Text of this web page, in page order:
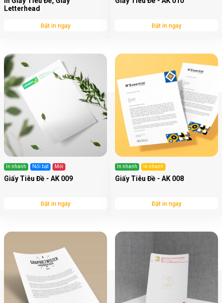
Letterhead
Đặt in ngay Đặt in ngay
In nhanh Nổi bật Mới
Giấy Tiêu Đề - AK 009
Đặt in ngay
In nhanh In nhanh
Giấy Tiêu Đề - AK 008
Đặt in ngay